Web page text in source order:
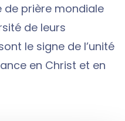
de prière mondiale
de leurs
le signe de l’unité
en Christ et en